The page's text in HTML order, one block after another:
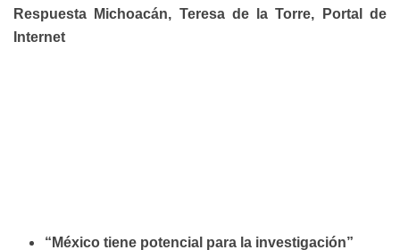
Respuesta Michoacán, Teresa de la Torre, Portal de
Internet
“México tiene potencial para la investigación”